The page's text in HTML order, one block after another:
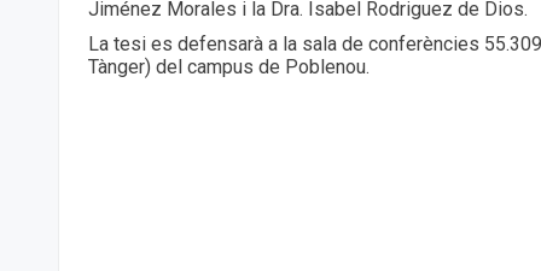
Jiménez Morales i la Dra. Isabel Rodriguez de Dios.
La tesi es defensarà a la sala de conferències
Tànger) del campus de Poblenou.